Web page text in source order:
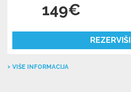
149€
REZERVIŠI
VIŠE INFORMACIJA